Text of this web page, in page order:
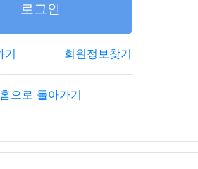
로그인
기 회원정보찾기
홈으로 돌아가기